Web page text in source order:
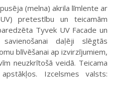
(melna) akrila līmlente ar
pretestību un teicamām
Tyvek UV Facade un
daļēji slēgtās
blīvēšanai ap izvirzījumiem,
neuzkrītošā veidā. Teicama
Izcelsmes valsts: